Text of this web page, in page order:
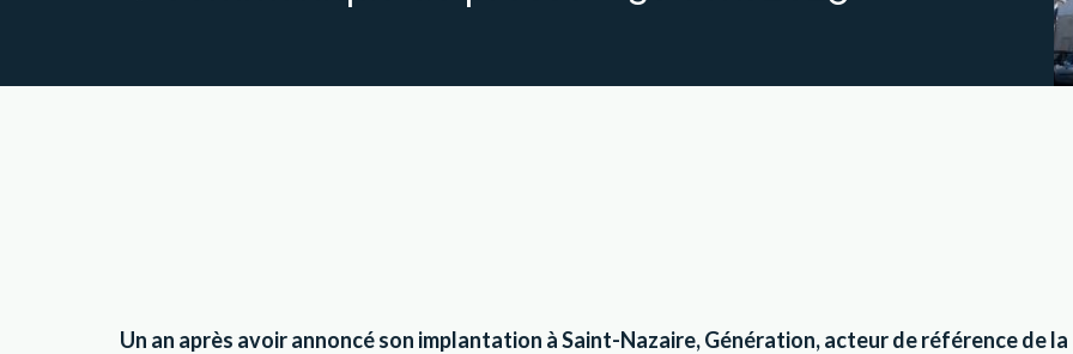
Un an après avoir annoncé son implantation à Saint-Nazaire, Génération, acteur de référence de